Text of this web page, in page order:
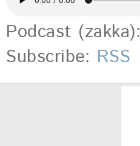
Podcast (zakka):
Subscribe: RSS